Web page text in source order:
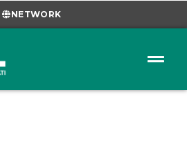
NETWORK